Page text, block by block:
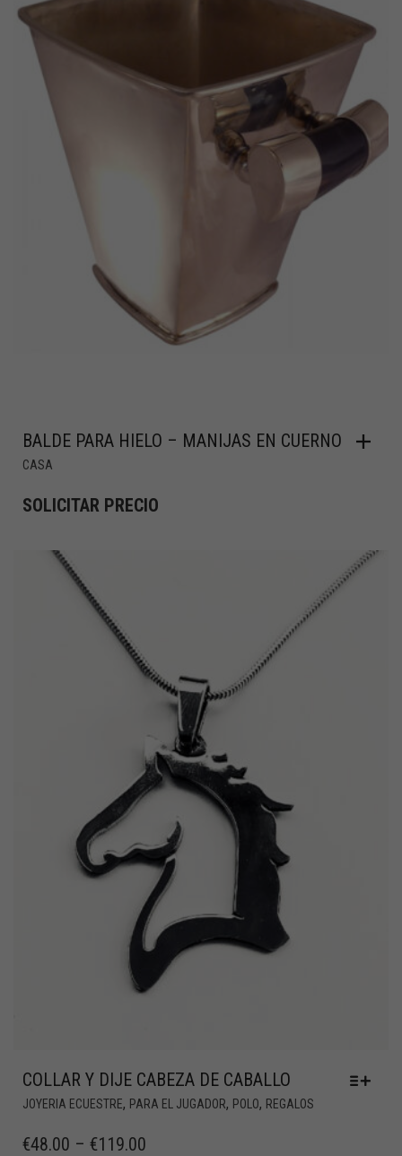
BALDE PARA HIELO – MANIJAS EN CUERNO
CASA
SOLICITAR PRECIO
COLLAR Y DIJE CABEZA DE CABALLO
JOYERIA ECUESTRE, PARA EL JUGADOR, POLO, REGALOS
€48.00 – €119.00